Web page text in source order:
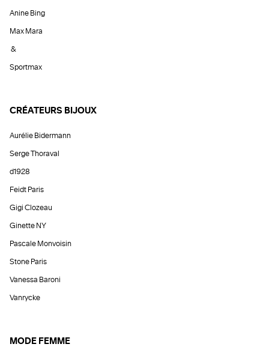
Anine Bing
Max Mara
&
Sportmax
CRÉATEURS BIJOUX
Aurélie Bidermann
Serge Thoraval
d1928
Feidt Paris
Gigi Clozeau
Ginette NY
Pascale Monvoisin
Stone Paris
Vanessa Baroni
Vanrycke
MODE FEMME